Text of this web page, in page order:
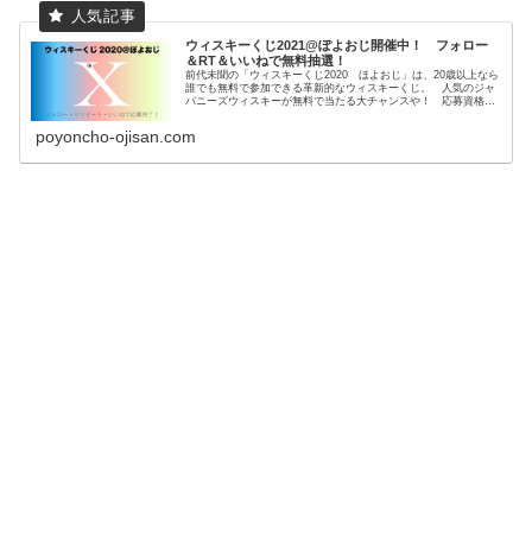
ウィスキーくじ2021@ぽよおじ開催中！ フォロー
＆RT＆いいねで無料抽選！
前代未聞の「ウィスキーくじ2020 ほよおじ」は、20歳以上なら
誰でも無料で参加できる革新的なウィスキーくじ。 人気のジャ
パニーズウィスキーが無料で当たる大チャンスや！ 応募資格を
poyoncho-ojisan.com